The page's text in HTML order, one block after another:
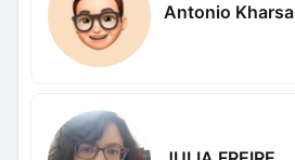
Antonio Kharsa